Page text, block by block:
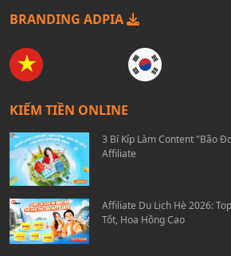
BRANDING ADPIA
KIẾM TIỀN ONLINE
3 Bí Kíp Làm Content "Bão
Affiliate
Affiliate Du Lịch Hè 2026:
Tốt, Hoa Hồng Cao